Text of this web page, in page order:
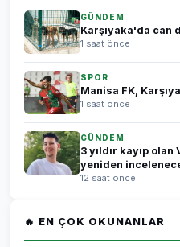
GÜNDEM
Karşıyaka'da can
1 saat önce
SPOR
Manisa FK,
1 saat önce
GÜNDEM
3 yıldır kayıp
yeniden
12 saat önce
🔥 EN ÇOK OKUNANLAR